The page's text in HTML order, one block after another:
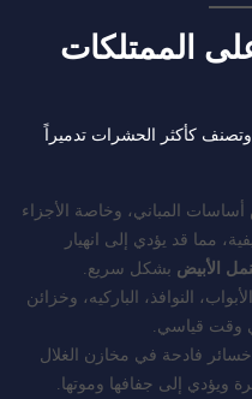
الممتلكات
كأكثر الحشرات تدميراً
أساسات المباني، وخاصة الأجزاء
مما قد يؤدي إلى انهيار
الأبيض بشكل سريع.
النوافذ، الباركيه، وخزائن
وقت قياسي.
فادحة في مخازن الغلال
ويؤدي إلى جفافها وموتها.